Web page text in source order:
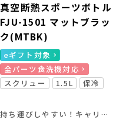
真空断熱スポーツボトル
FJU-1501 マットブラッ
ク(MTBK)
eギフト対象
全パーツ食洗機対応
スクリュー
1.5L 保冷
持ち運びしやすい！キャリーループ付きのスポーツボトル